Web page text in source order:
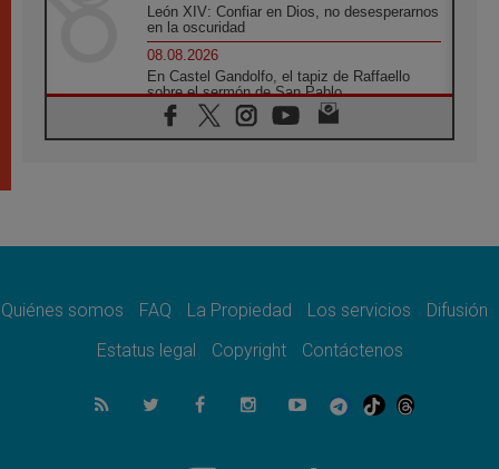
León XIV: Confiar en Dios, no desesperarnos
en la oscuridad
08.08.2026
En Castel Gandolfo, el tapiz de Raffaello
sobre el sermón de San Pablo
08.08.2026
En Colombia, «la paz no se compra con una
08.08.2026
08.08.2026
del Buen Consejo de Genazzano
Filipinas: el Vicariato Apostólico de Calapán
se convierte en diócesis
Honduras: Los desplazados invisibles de una
Quiénes somos FAQ La Propiedad Los servicios
Difusión
Estatus legal
Copyright Contáctenos